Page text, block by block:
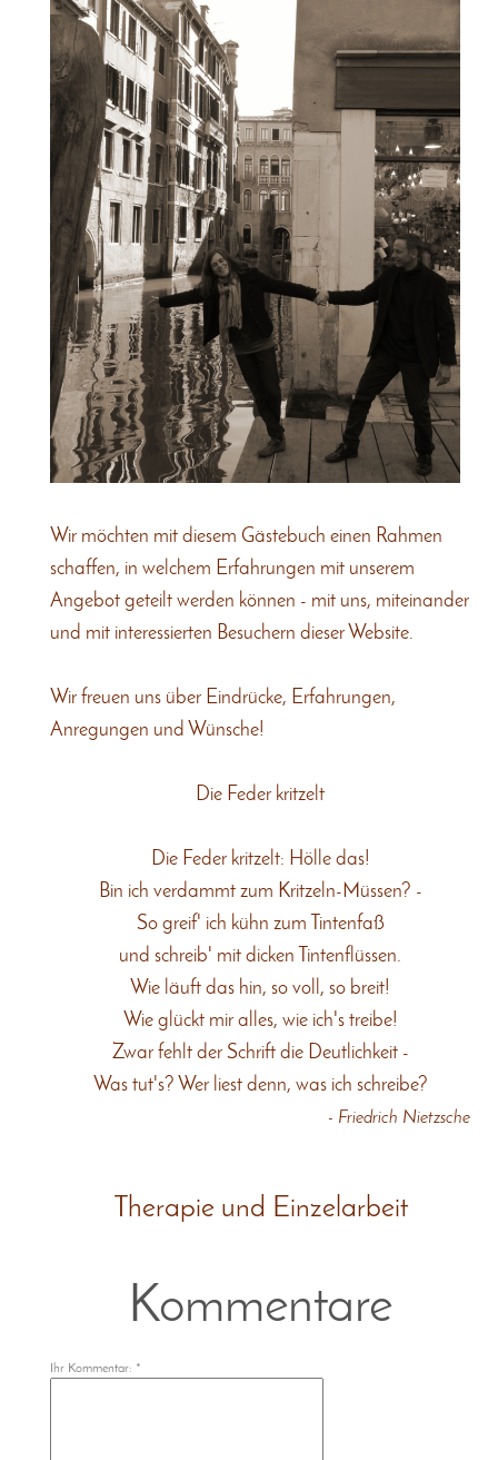
Wir möchten mit diesem Gästebuch einen Rahmen
schaffen, in welchem Erfahrungen mit unserem
Angebot geteilt werden können - mit uns, miteinander
und mit interessierten Besuchern dieser Website.
Wir freuen uns über Eindrücke, Erfahrungen,
Anregungen und Wünsche!
Die Feder kritzelt
Die Feder kritzelt: Hölle das!
Bin ich verdammt zum Kritzeln-Müssen? -
So greif' ich kühn zum Tintenfaß
und schreib' mit dicken Tintenflüssen.
Wie läuft das hin, so voll, so breit!
Wie glückt mir alles, wie ich's treibe!
Zwar fehlt der Schrift die Deutlichkeit -
Was tut's? Wer liest denn, was ich schreibe?
- Friedrich Nietzsche
Therapie und Einzelarbeit
Kommentare
Ihr Kommentar: *